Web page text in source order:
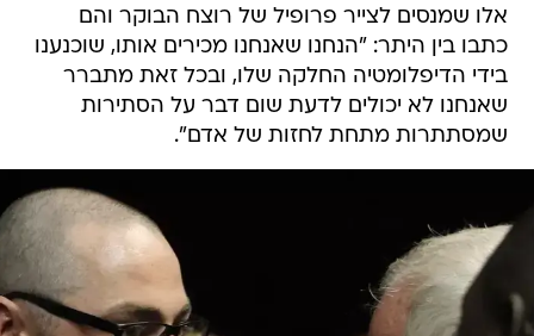
אלו שמנסים לצייר פרופיל של רוצח הבוקר והם
כתבו בין היתר: "הנחנו שאנחנו מכירים אותו, שוכנענו
בידי הדיפלומטיה החלקה שלו, ובכל זאת מתברר
שאנחנו לא יכולים לדעת שום דבר על הסתירות
שמסתתרות מתחת לחזות של אדם".